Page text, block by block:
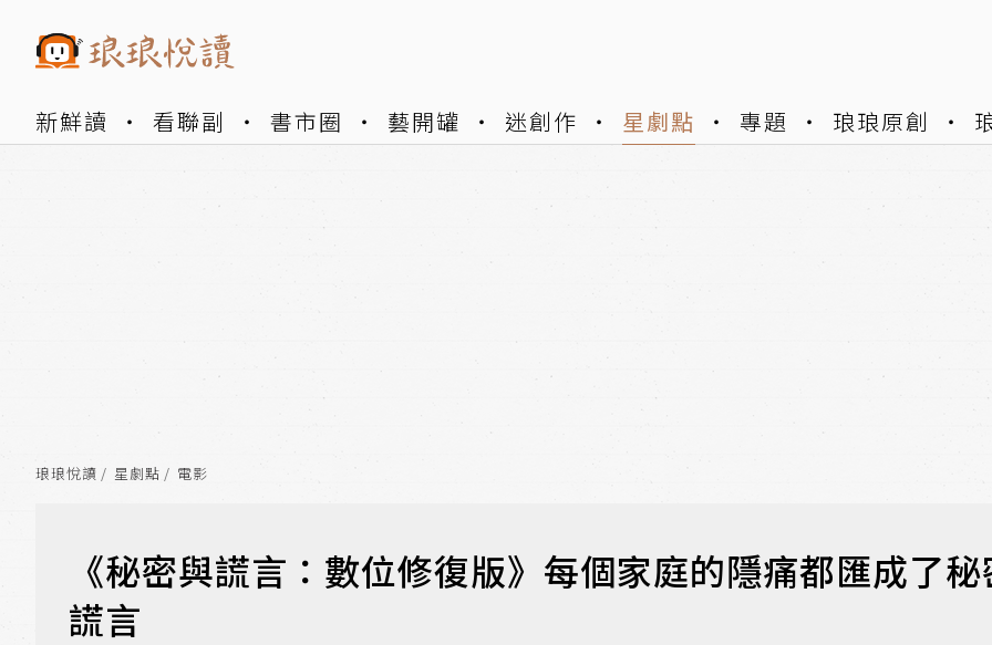
新鮮讀 看聯副 書市圈 藝開罐 迷創作 星劇點 專題 琅琅原創
琅琅悅讀 星劇點 電影
《秘密與謊言：數位修復版》每個家庭的隱痛都匯成了
謊言